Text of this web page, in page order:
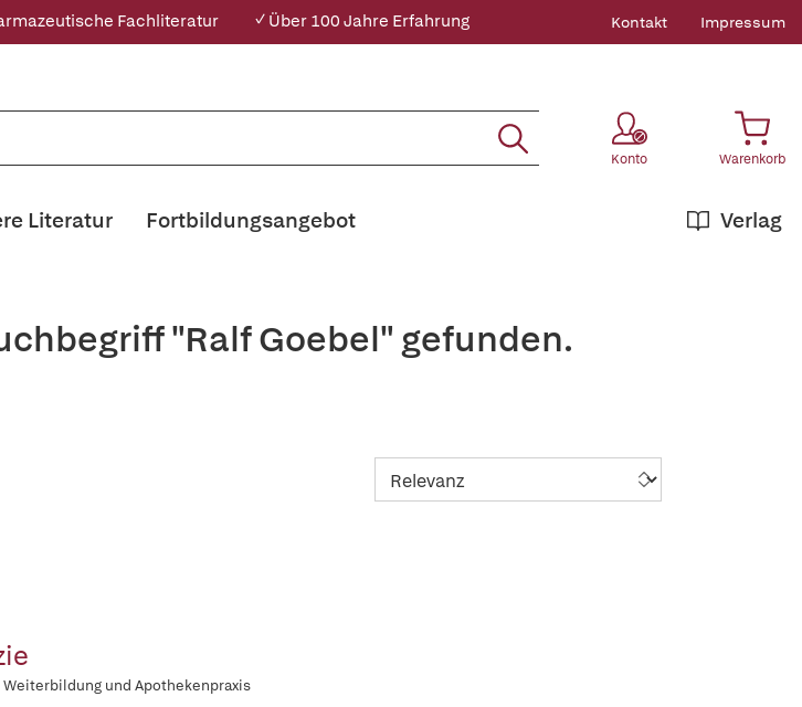
Fachliteratur ✓ Über 100 Jahre Erfahrung Kontakt Impressum
Konto Warenkorb
Literatur Verlag
Fortbildungsangebot
"Ralf Goebel" gefunden.
und Apothekenpraxis